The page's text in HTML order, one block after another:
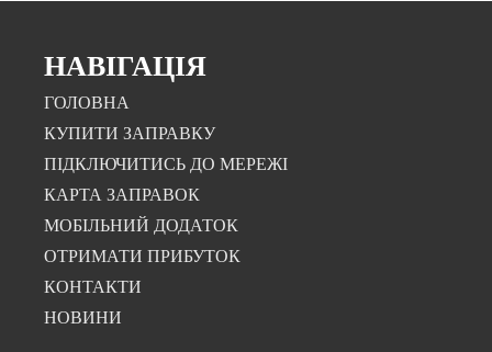
НАВІГАЦІЯ
ГОЛОВНА
КУПИТИ ЗАПРАВКУ
ПІДКЛЮЧИТИСЬ ДО МЕРЕЖІ
КАРТА ЗАПРАВОК
МОБІЛЬНИЙ ДОДАТОК
ОТРИМАТИ ПРИБУТОК
КОНТАКТИ
НОВИНИ